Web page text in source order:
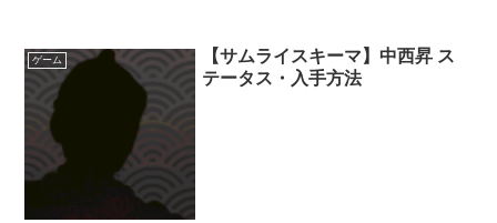
ゲーム
【サムライスキーマ】中西昇 ス
テータス・入手方法